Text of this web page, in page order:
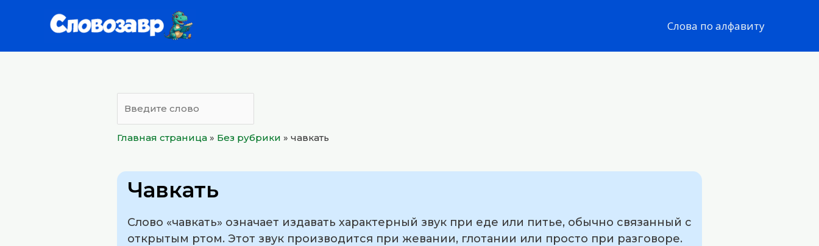
Слова по алфавиту
Главная страница » Без рубрики » чавкать
Чавкать
Слово «чавкать» означает издавать характерный звук при еде или питье, обычно связанный с
открытым ртом. Этот звук производится при жевании, глотании или просто при разговоре.